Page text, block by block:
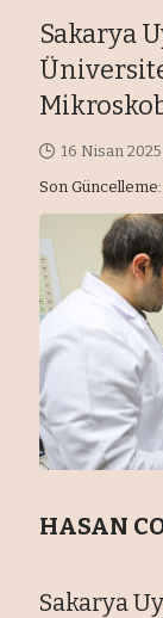
Sakarya
Son
16 Nisan 2025
HASAN
Sakarya